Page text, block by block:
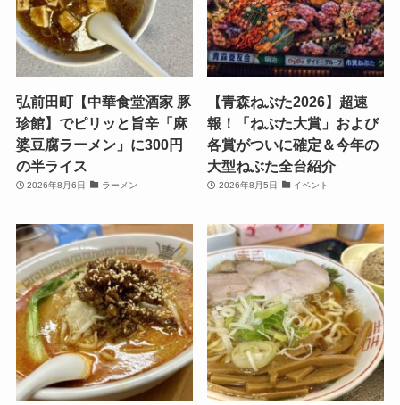
弘前田町【中華食堂酒家 豚
珍館】でピリッと旨辛「麻
婆豆腐ラーメン」に300円
の半ライス
2026年8月6日 ラーメン
【青森ねぶた2026】超速
報！「ねぶた大賞」および
各賞がついに確定＆今年の
大型ねぶた全台紹介
2026年8月5日 イベント